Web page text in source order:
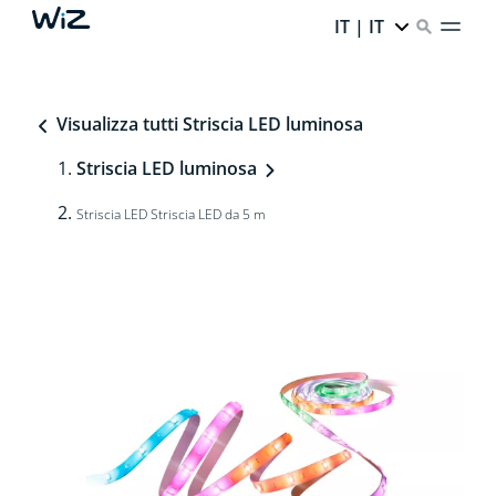
IT | IT
Visualizza tutti Striscia LED luminosa
Striscia LED luminosa
Striscia LED Striscia LED da 5 m